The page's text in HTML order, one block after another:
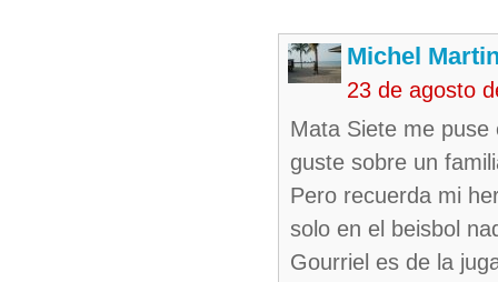
Michel
23 de agosto
Mata Siete me
guste sobre un
Pero recuerda mi
solo en el beisbol
Gourriel es de la